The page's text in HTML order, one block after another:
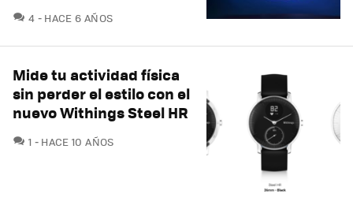
4 COMENTARIOS
HACE 6 AÑOS
Mide tu actividad física
sin perder el estilo con el
nuevo Withings Steel HR
1 COMENTARIOS
HACE 10 AÑOS